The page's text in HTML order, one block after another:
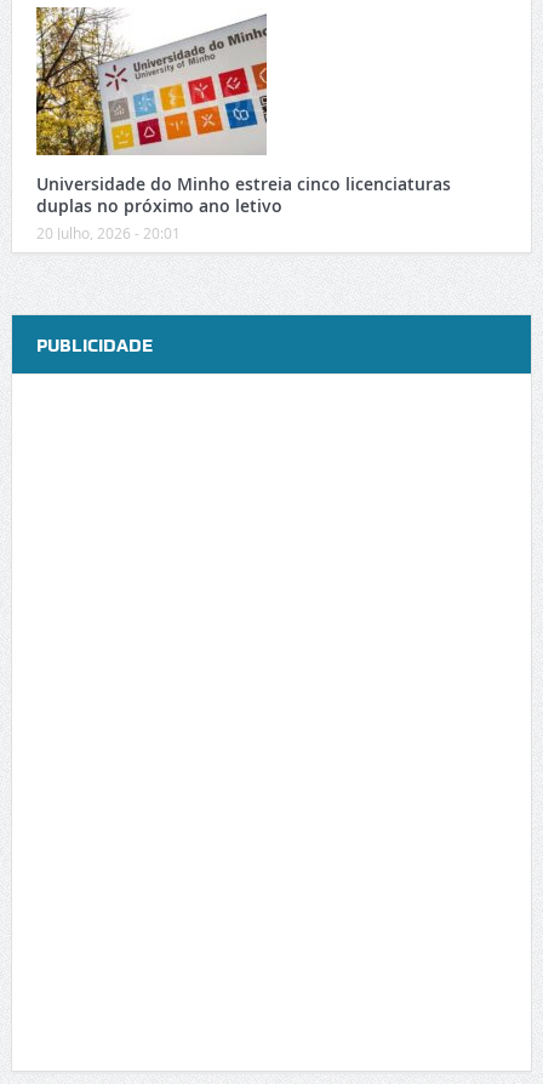
Universidade do Minho estreia cinco licenciaturas
duplas no próximo ano letivo
20 Julho, 2026 - 20:01
PUBLICIDADE